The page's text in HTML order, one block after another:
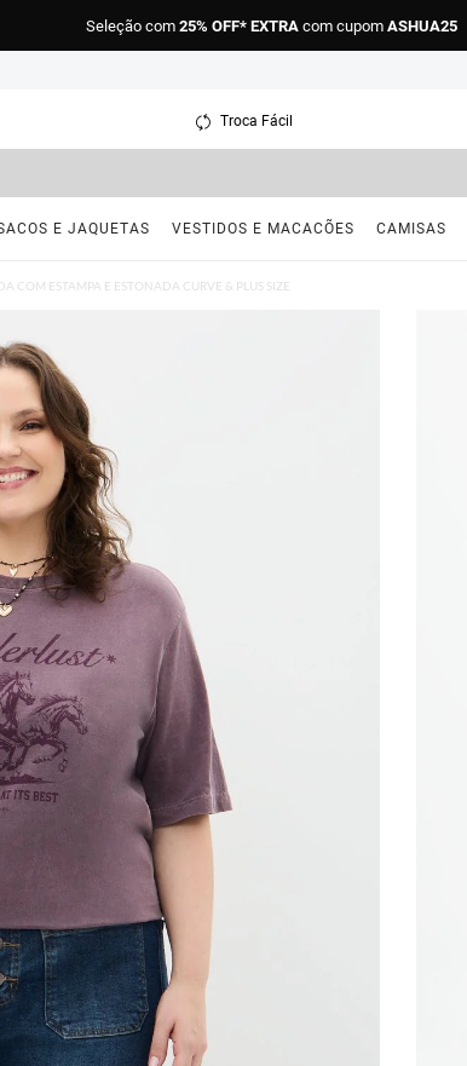
Seleção com 25% OFF* EXTRA com cupom ASHUA25
Troca Fácil
E JAQUETAS VESTIDOS E MACACÕES CAMISAS
COM ESTAMPA E ESTONADA CURVE & PLUS SIZE